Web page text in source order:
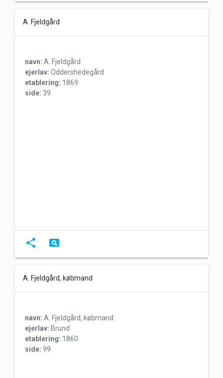
A. Fjeldgård
navn: A. Fjeldgård
ejerlav: Oddershedegård
etablering: 1869
side: 39
share pageview
A. Fjeldgård, købmand
navn: A. Fjeldgård, købmand
ejerlav: Brund
etablering: 1860
side: 99